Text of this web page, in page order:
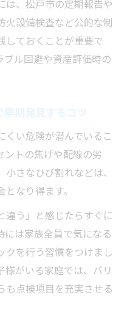
は、松戸市の定期報告や
火設備検査など公的な制
しておくことが重要で
ブル回避や資産評価時の
くい危険が潜んでいるこ
ントの焦げや配線の劣
さなひび割れなどは、
なり得ます。
違う」と感じたらすぐに
には家族全員で気になる
クを行う習慣をつけまし
様がいる家庭では、バリ
も点検項目を充実させる